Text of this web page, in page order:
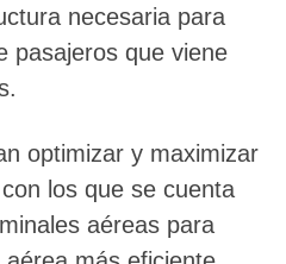
necesaria para
pasajeros que viene
optimizar y maximizar
los que se cuenta
aéreas para